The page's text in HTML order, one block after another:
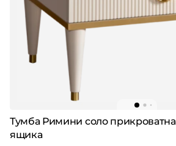
Тумба Римини соло
ящика